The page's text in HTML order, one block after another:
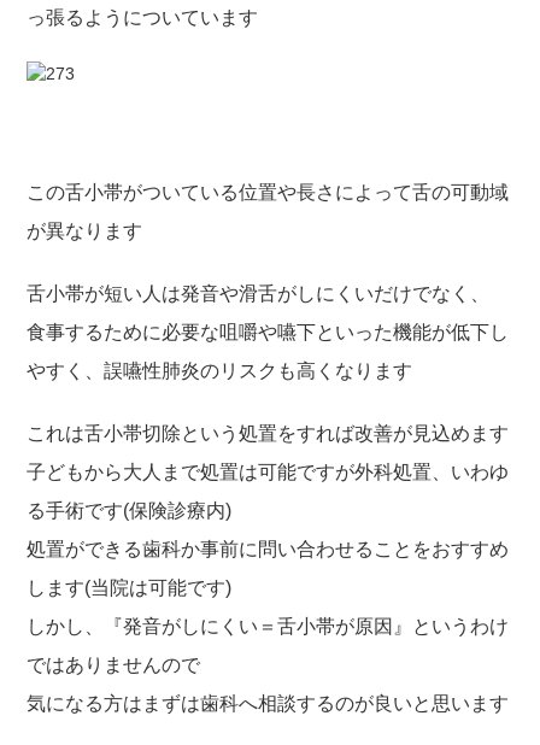
っ張るようについています
この舌小帯がついている位置や長さによって舌の可動域
が異なります
舌小帯が短い人は発音や滑舌がしにくいだけでなく、
食事するために必要な咀嚼や嚥下といった機能が低下し
やすく、誤嚥性肺炎のリスクも高くなります
これは舌小帯切除という処置をすれば改善が見込めます
子どもから大人まで処置は可能ですが外科処置、いわゆ
る手術です(保険診療内)
処置ができる歯科か事前に問い合わせることをおすすめ
します(当院は可能です)
しかし、『発音がしにくい＝舌小帯が原因』というわけ
ではありませんので
気になる方はまずは歯科へ相談するのが良いと思います